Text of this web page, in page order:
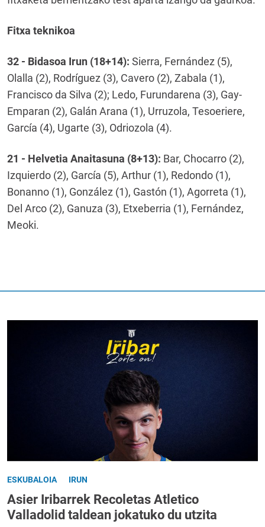
Fitxa teknikoa
32 - Bidasoa Irun (18+14): Sierra, Fernández (5),
Olalla (2), Rodríguez (3), Cavero (2), Zabala (1),
Francisco da Silva (2); Ledo, Furundarena (3), Gay-
Emparan (2), Galán Arana (1), Urruzola, Tesoeriere,
García (4), Ugarte (3), Odriozola (4).
21 - Helvetia Anaitasuna (8+13): Bar, Chocarro (2),
Izquierdo (2), García (5), Arthur (1), Redondo (1),
Bonanno (1), González (1), Gastón (1), Agorreta (1),
Del Arco (2), Ganuza (3), Etxeberria (1), Fernández,
Meoki.
ESKUBALOIA IRUN
Asier Iribarrek Recoletas Atletico
Valladolid taldean jokatuko du utzita